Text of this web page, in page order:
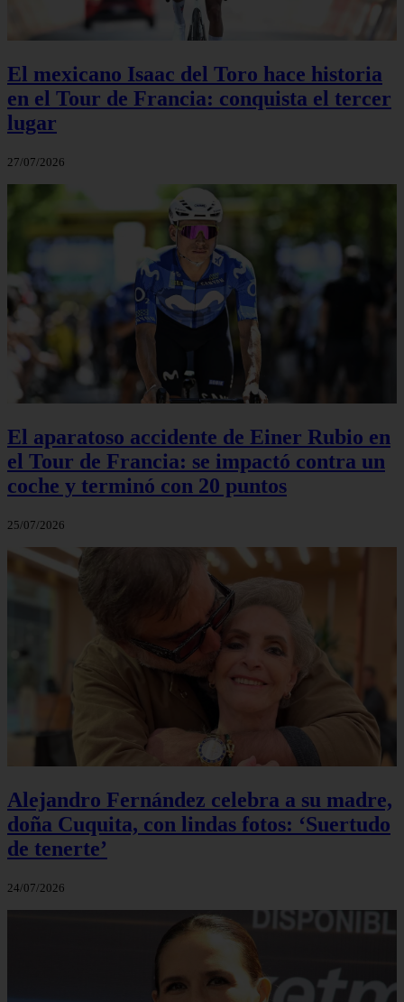
El mexicano Isaac del Toro hace historia
en el Tour de Francia: conquista el tercer
lugar
27/07/2026
El aparatoso accidente de Einer Rubio en
el Tour de Francia: se impactó contra un
coche y terminó con 20 puntos
25/07/2026
Alejandro Fernández celebra a su madre,
doña Cuquita, con lindas fotos: ‘Suertudo
de tenerte’
24/07/2026